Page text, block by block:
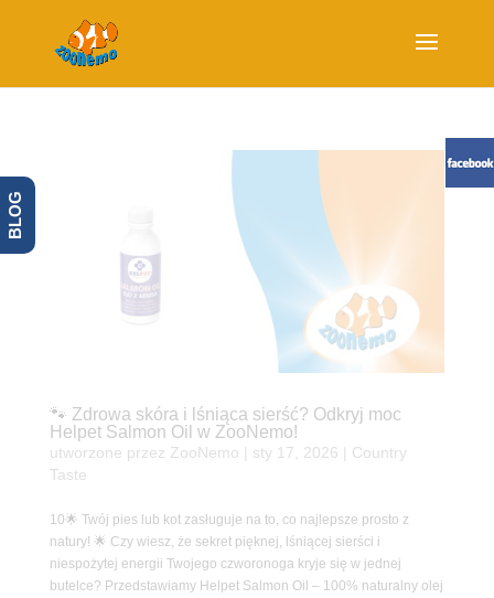
🐾 Zdrowa skóra i lśniąca sierść? Odkryj moc
Helpet Salmon Oil w ZooNemo!
utworzone przez ZooNemo sty 17, 2026
Country
Taste
10🌟 Twój pies lub kot zasługuje na to, co najlepsze prosto z
natury! 🌟 Czy wiesz, że sekret pięknej, lśniącej sierści i
niespożytej energii Twojego czworonoga kryje się w jednej
butelce? Przedstawiamy Helpet Salmon Oil – 100% naturalny olej
BLOG